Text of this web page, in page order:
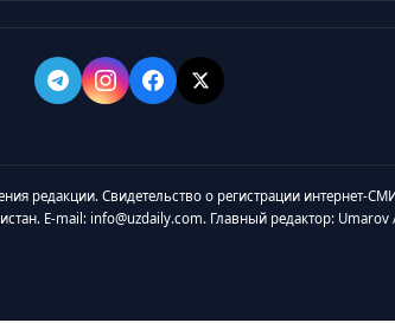
редакции. Свидетельство о регистрации интернет-
E-mail: info@uzdaily.com. Главный редактор: